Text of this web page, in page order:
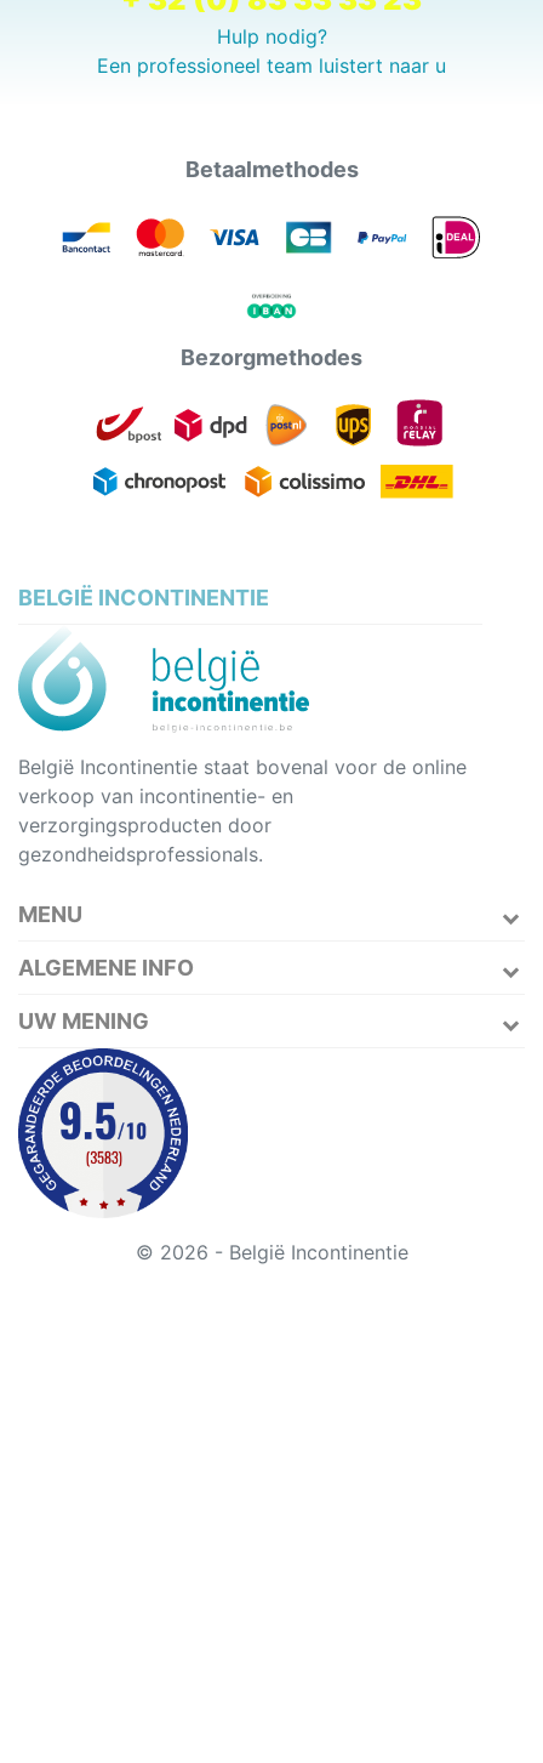
Hulp nodig?
Een professioneel team luistert naar u
Betaalmethodes
Bezorgmethodes
BELGIË INCONTINENTIE
België Incontinentie staat bovenal voor de online
verkoop van incontinentie- en
verzorgingsproducten door
gezondheidsprofessionals.
MENU
ALGEMENE INFO
UW MENING
© 2026 - België Incontinentie